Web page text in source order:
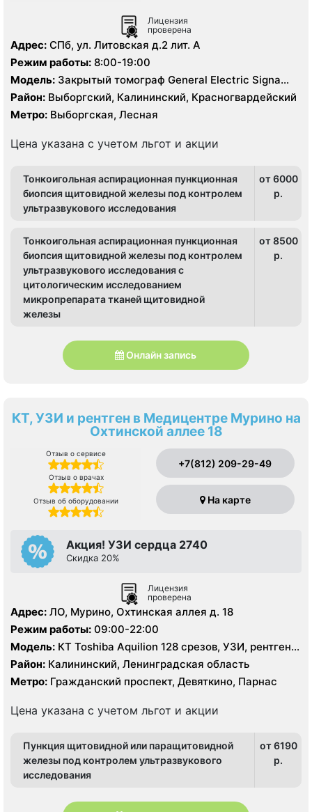
Лицензия
проверена
Адрес: СПб, ул. Литовская д.2 лит. А
Режим работы: 8:00-19:00
Модель: Закрытый томограф General Electric Signa
HDx 1.5 Тесла, Philips Ingenia 1.5 Тесла, КТ Philips
Ingenuity 128 срезов, УЗИ
Район: Выборгский, Калининский, Красногвардейский
Метро: Выборгская, Лесная
Цена указана с учетом льгот и акции
Тонкоигольная аспирационная пункционная
биопсия щитовидной железы под контролем
ультразвукового исследования
от 6000
p.
Тонкоигольная аспирационная пункционная
биопсия щитовидной железы под контролем
ультразвукового исследования с
цитологическим исследованием
микропрепарата тканей щитовидной
железы
от 8500
p.
Онлайн запись
КТ, УЗИ и рентген в Медицентре Мурино на
Охтинской аллее 18
Отзыв о сервисе
Отзыв о врачах
Отзыв об оборудовании
+7(812) 209-29-49
На карте
Акция! УЗИ сердца 2740
Скидка 20%
Лицензия
проверена
Адрес: ЛО, Мурино, Охтинская аллея д. 18
Режим работы: 09:00-22:00
Модель: КТ Toshiba Aquilion 128 срезов, УЗИ, рентген
цифровой
Район: Калининский, Ленинградская область
Метро: Гражданский проспект, Девяткино, Парнас
Цена указана с учетом льгот и акции
Пункция щитовидной или паращитовидной
железы под контролем ультразвукового
исследования
от 6190
p.